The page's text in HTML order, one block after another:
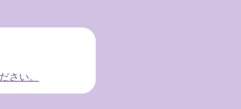
さい。